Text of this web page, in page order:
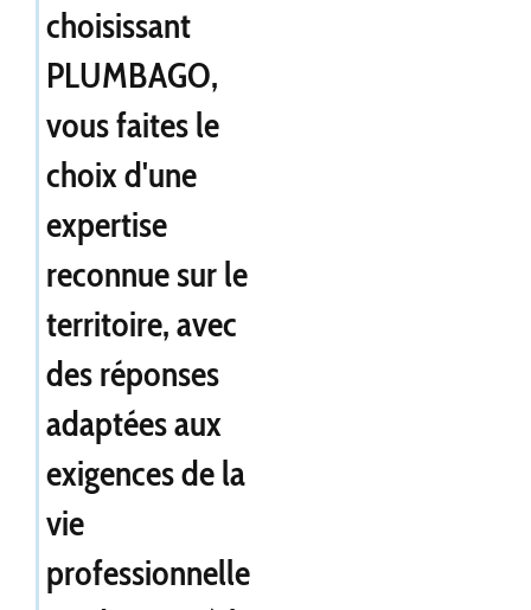
choisissant
PLUMBAGO,
vous faites le
choix d'une
expertise
reconnue sur le
territoire, avec
des réponses
adaptées aux
exigences de la
vie
professionnelle